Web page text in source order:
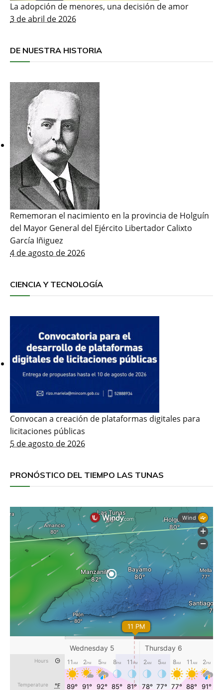
La adopción de menores, una decisión de amor
3 de abril de 2026
DE NUESTRA HISTORIA
Rememoran el nacimiento en la provincia de Holguín
del Mayor General del Ejército Libertador Calixto
García Iñiguez
4 de agosto de 2026
CIENCIA Y TECNOLOGÍA
Convocan a creación de plataformas digitales para
licitaciones públicas
5 de agosto de 2026
PRONÓSTICO DEL TIEMPO LAS TUNAS